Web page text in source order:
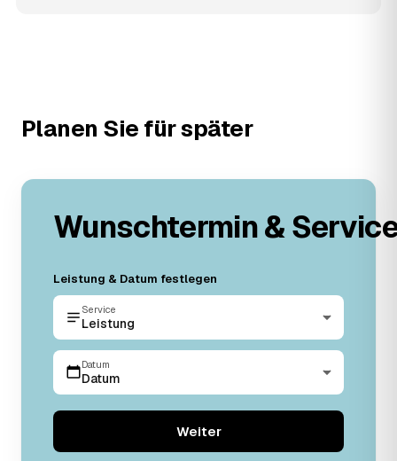
Planen Sie für später
Wunschtermin &
Leistung & Datum festlegen
Service
Leistung
Datum
Datum
Weiter